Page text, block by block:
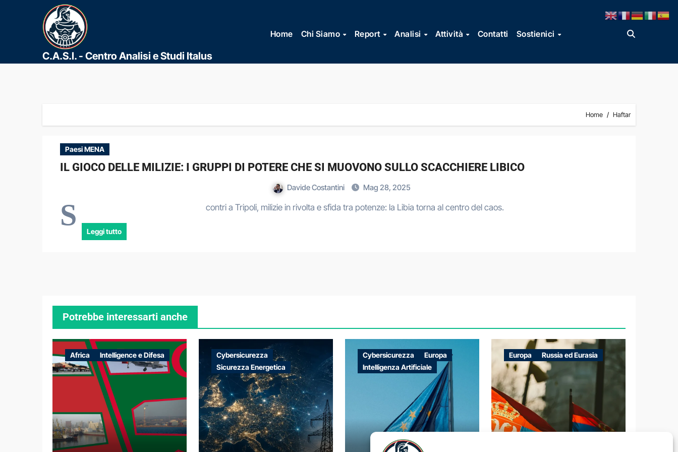
contenuto
C.A.S.I. - Centro Analisi e Studi Italus
Home Chi Siamo Report Analisi Attività Contatti Sostienici
Home Haftar
Paesi MENA
IL GIOCO DELLE MILIZIE: I GRUPPI DI POTERE CHE SI MUOVONO SULLO SCACCHIERE LIBICO
Davide Costantini Mag 28, 2025
S contri a Tripoli, milizie in rivolta e sfida tra potenze: la Libia torna al centro del caos.
Leggi tutto
Potrebbe interessarti anche
Africa Intelligence e Difesa
Cybersicurezza
Sicurezza Energetica
Cybersicurezza
Europa
Intelligenza Artificiale
Europa Russia ed Eurasia